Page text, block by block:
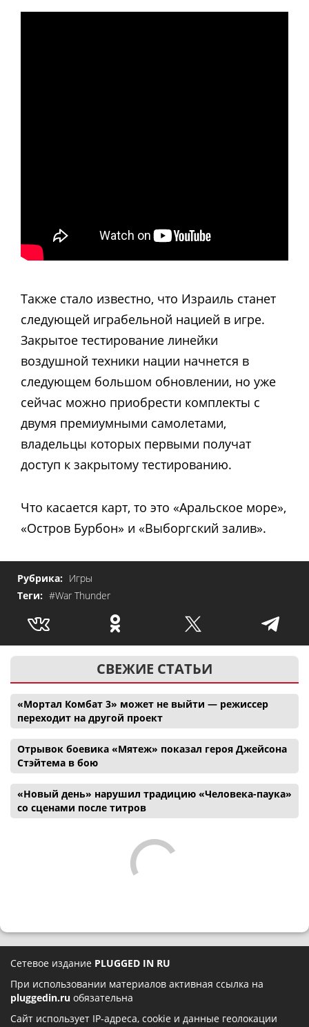
Также стало известно, что Израиль станет
следующей играбельной нацией в игре.
Закрытое тестирование линейки
воздушной техники нации начнется в
следующем большом обновлении, но уже
сейчас можно приобрести комплекты с
двумя премиумными самолетами,
владельцы которых первыми получат
доступ к закрытому тестированию.
Что касается карт, то это «Аральское море»,
«Остров Бурбон» и «Выборгский залив».
Рубрика: Игры
Теги: #War Thunder
СВЕЖИЕ СТАТЬИ
«Мортал Комбат 3» может не выйти — режиссер
переходит на другой проект
Отрывок боевика «Мятеж» показал героя Джейсона
Стэйтема в бою
«Новый день» нарушил традицию «Человека-паука»
со сценами после титров
Сетевое издание PLUGGED IN RU
При использовании материалов активная ссылка на
pluggedin.ru обязательна
Сайт использует IP-адреса, cookie и данные геолокации